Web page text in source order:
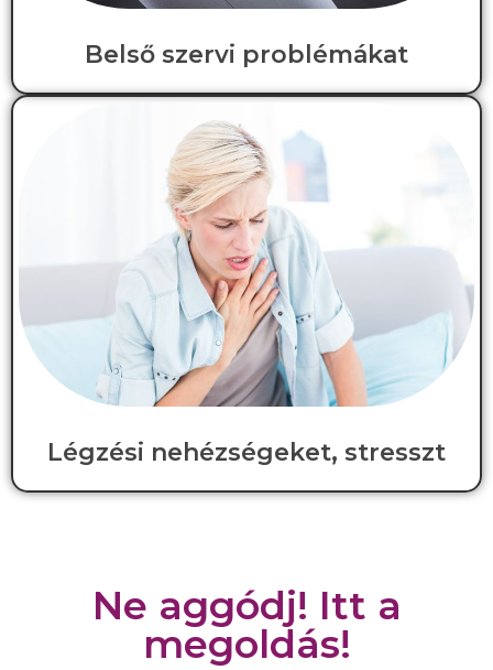
Belső szervi problémákat
Légzési nehézségeket, stresszt
Ne aggódj! Itt a
megoldás!